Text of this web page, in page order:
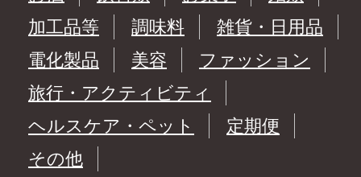
加工品等
調味料
雑貨・日用品
電化製品
美容
ファッション
旅行・アクティビティ
ヘルスケア・ペット
定期便
その他